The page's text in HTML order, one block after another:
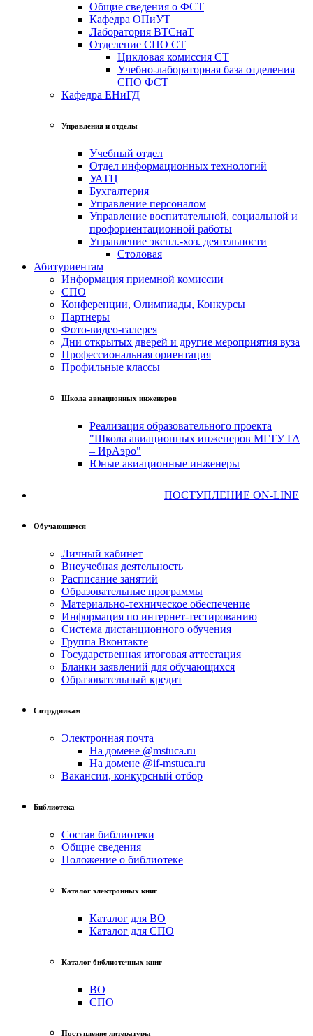
Общие сведения о ФСТ
Кафедра ОПиУТ
Лаборатория ВТСнаТ
Отделение СПО СТ
Цикловая комиссия СТ
Учебно-лабораторная база отделения
СПО ФСТ
Кафедра ЕНиГД
Управления и отделы
Учебный отдел
Отдел информационных технологий
УАТЦ
Бухгалтерия
Управление персоналом
Управление воспитательной, социальной и
профориентационной работы
Управление экспл.-хоз. деятельности
Столовая
Абитуриентам
Информация приемной комиссии
СПО
Конференции, Олимпиады, Конкурсы
Партнеры
Фото-видео-галерея
Дни открытых дверей и другие мероприятия вуза
Профессиональная ориентация
Профильные классы
Школа авиационных инженеров
Реализация образовательного проекта
"Школа авиационных инженеров МГТУ ГА
– ИрАэро"
Юные авиационные инженеры
ПОСТУПЛЕНИЕ ON-LINE
Обучающимся
Личный кабинет
Внеучебная деятельность
Расписание занятий
Образовательные программы
Материально-техническое обеспечение
Информация по интернет-тестированию
Система дистанционного обучения
Группа Вконтакте
Государственная итоговая аттестация
Бланки заявлений для обучающихся
Образовательный кредит
Сотрудникам
Электронная почта
На домене @mstuca.ru
На домене @if-mstuca.ru
Вакансии, конкурсный отбор
Библиотека
Состав библиотеки
Общие сведения
Положение о библиотеке
Каталог электронных книг
Каталог для ВО
Каталог для СПО
Каталог библиотечных книг
ВО
СПО
Поступление литературы